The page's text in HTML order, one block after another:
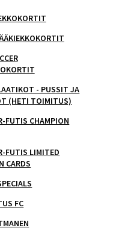
- PUSSIT JA
(HETI TOIMITUS)
FUTIS CHAMPION
FUTIS LIMITED
CARDS
FC